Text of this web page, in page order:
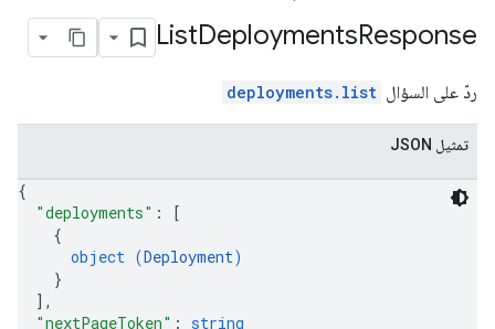
ListDeploymentsResponse
ردّ على السؤال deployments.list
تمثيل JSON
{
"deployments" :
[
{
object (Deployment)
}
] ,
"nextPageToken" : string